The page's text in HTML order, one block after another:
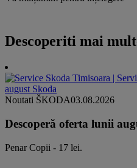
Descoperiti mai
Noutati ŠKODA03.08.2026
Descoperă oferta lunii
Penar Copii - 17 lei.